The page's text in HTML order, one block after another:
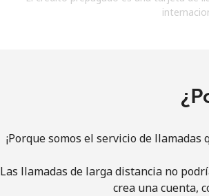
¡Porque somos el servicio de
Las llamadas de larga distancia no
crea una cuenta,